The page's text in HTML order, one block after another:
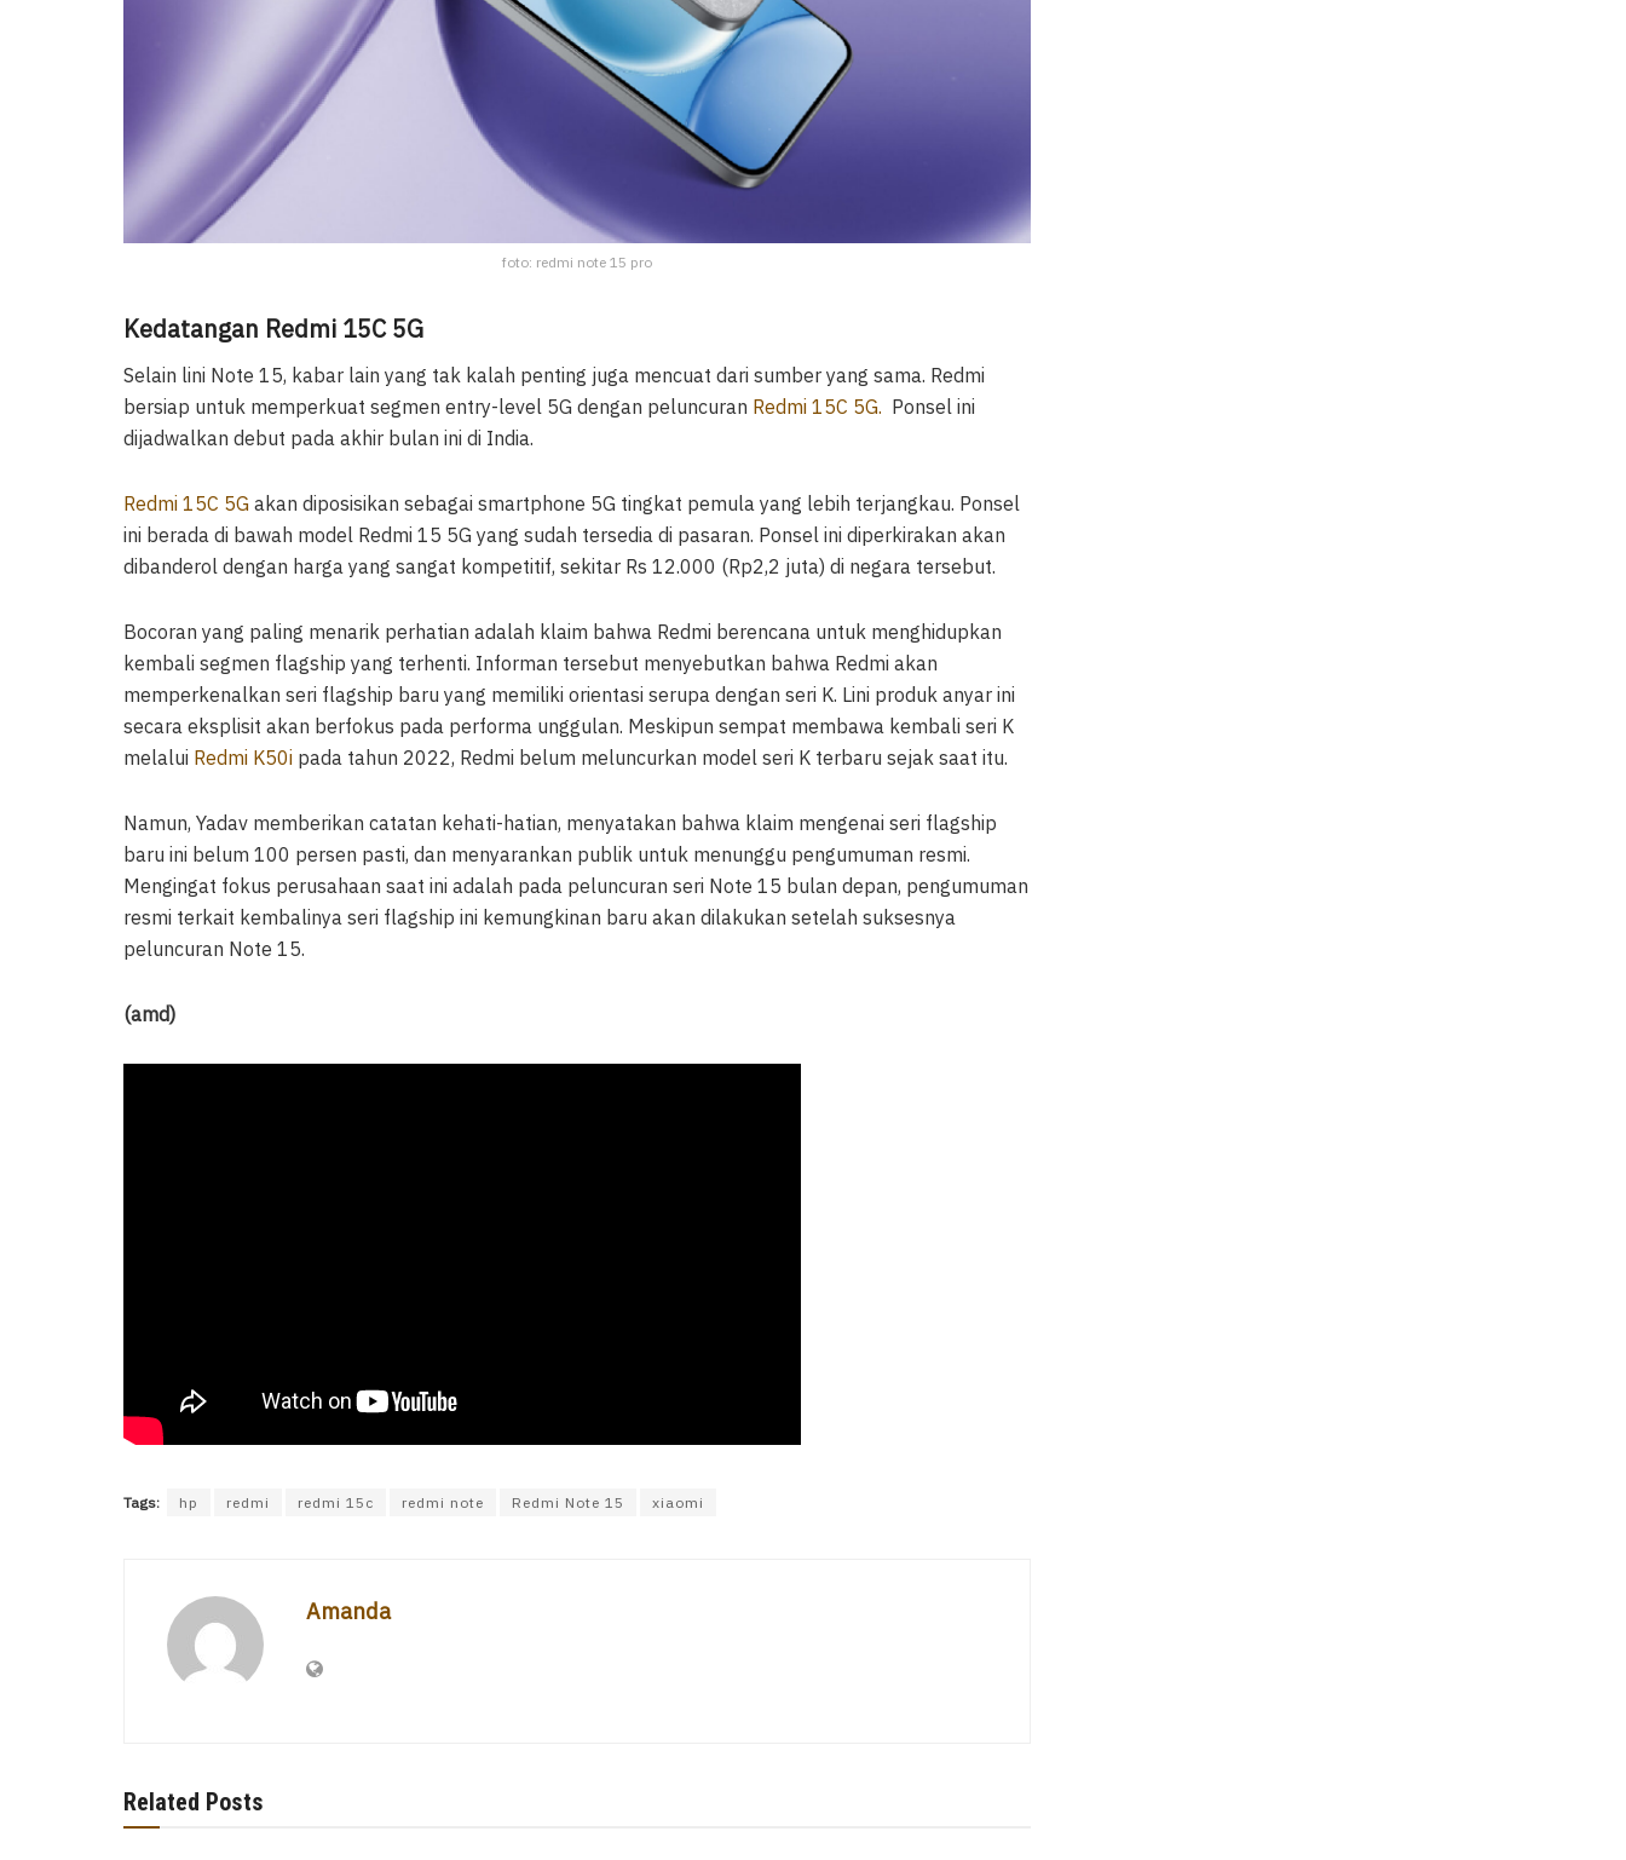
foto: redmi note 15 pro
Kedatangan Redmi 15C 5G
Selain lini Note 15, kabar lain yang tak kalah penting juga mencuat dari sumber yang sama. Redmi
bersiap untuk memperkuat segmen entry-level 5G dengan peluncuran Redmi 15C 5G. Ponsel ini
dijadwalkan debut pada akhir bulan ini di India.
Redmi 15C 5G akan diposisikan sebagai smartphone 5G tingkat pemula yang lebih terjangkau. Ponsel
ini berada di bawah model Redmi 15 5G yang sudah tersedia di pasaran. Ponsel ini diperkirakan akan
dibanderol dengan harga yang sangat kompetitif, sekitar Rs 12.000 (Rp2,2 juta) di negara tersebut.
Bocoran yang paling menarik perhatian adalah klaim bahwa Redmi berencana untuk menghidupkan
kembali segmen flagship yang terhenti. Informan tersebut menyebutkan bahwa Redmi akan
memperkenalkan seri flagship baru yang memiliki orientasi serupa dengan seri K. Lini produk anyar ini
secara eksplisit akan berfokus pada performa unggulan. Meskipun sempat membawa kembali seri K
melalui Redmi K50i pada tahun 2022, Redmi belum meluncurkan model seri K terbaru sejak saat itu.
Namun, Yadav memberikan catatan kehati-hatian, menyatakan bahwa klaim mengenai seri flagship
baru ini belum 100 persen pasti, dan menyarankan publik untuk menunggu pengumuman resmi.
Mengingat fokus perusahaan saat ini adalah pada peluncuran seri Note 15 bulan depan, pengumuman
resmi terkait kembalinya seri flagship ini kemungkinan baru akan dilakukan setelah suksesnya
peluncuran Note 15.
(amd)
Tags: hp redmi redmi 15c redmi note Redmi Note 15 xiaomi
Amanda
Related Posts